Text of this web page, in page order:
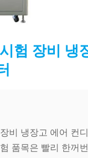
험 장비 냉
비 냉장고 에어 컨
품목은 빨리 한꺼